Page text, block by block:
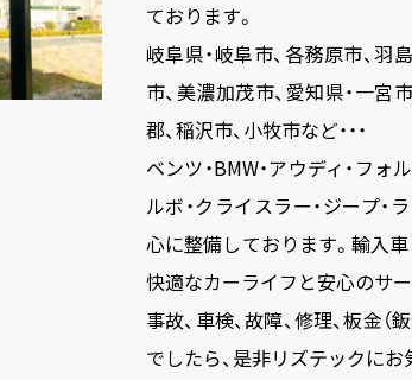
ております。
岐阜県・岐阜市、各務原市、羽
市、美濃加茂市、愛知県・一宮
郡、稲沢市、小牧市など・・・
ベンツ・BMW・アウディ・フォ
ルボ・クライスラー・ジープ
心に整備しております。輸入
快適なカーライフと安心のサ
事故、車検、故障、修理、板金
でしたら、是非リズテックに